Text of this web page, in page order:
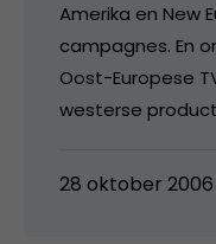
Amerika en New
campagnes. En
Oost-Europese
westerse
28 oktober 2006